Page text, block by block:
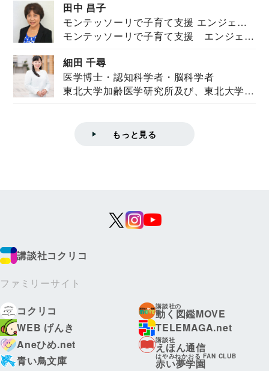
田中 昌子
モンテッソーリで子育て支援 エンジェル
ズハウス研究所所長
モンテッソーリで子育て支援 エンジェル
細田 千尋
医学博士・認知科学者・脳科学者
東北大学加齢医学研究所及び、東北大学大
もっと見る
講談社コクリコ
ファミリーサイト
コクリコ
講談社の
動く図鑑MOVE
WEB げんき
TELEMAGA.net
Aneひめ.net
講談社
えほん通信
青い鳥文庫
はやみねかおる FAN CLUB
赤い夢学園